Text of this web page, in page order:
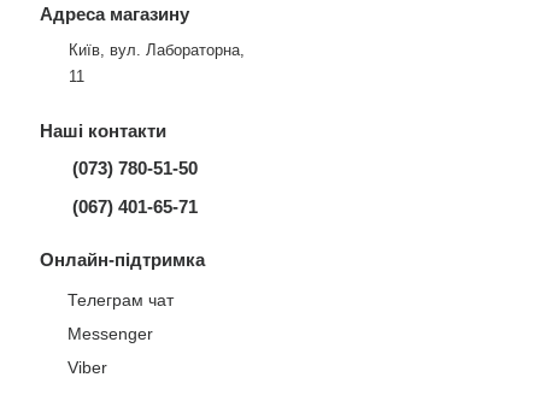
Адреса магазину
Київ, вул. Лабораторна,
11
Наші контакти
(073) 780-51-50
(067) 401-65-71
Онлайн-підтримка
Телеграм чат
Messenger
Viber